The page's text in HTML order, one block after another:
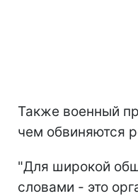
Также военный
чем обвиняются
"Для широкой
словами - это